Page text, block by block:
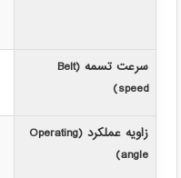
سرعت تسمه (Belt
speed)
زاویه عملکرد (Operating
angle)